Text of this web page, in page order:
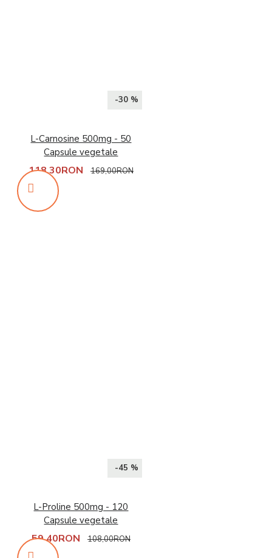
-30 %
L-Carnosine 500mg - 50
Capsule vegetale
118,30RON 169,00RON
-45 %
L-Proline 500mg - 120
Capsule vegetale
59,40RON 108,00RON